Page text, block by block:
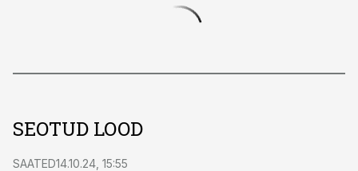
SEOTUD LOOD
SAATED14.10.24, 15:55